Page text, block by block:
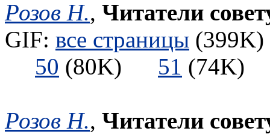
Розов Н., Читатели
GIF: все страницы
50 (80K) 51
Розов Н., Читатели